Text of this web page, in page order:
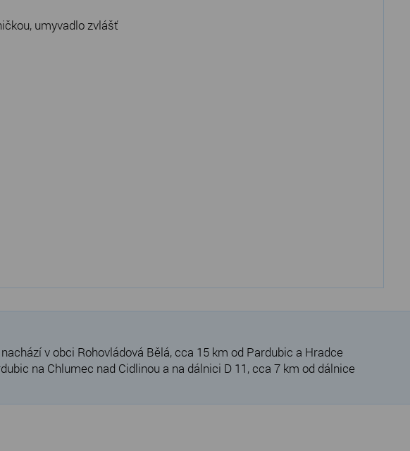
umyvadlo zvlášť
v obci Rohovládová Bělá, cca 15 km od Pardubic a Hradce
na Chlumec nad Cidlinou a na dálnici D 11, cca 7 km od dálnice